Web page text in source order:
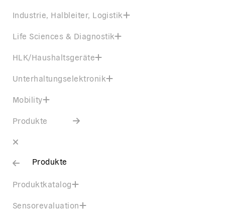
Industrie, Halbleiter, Logistik
Life Sciences & Diagnostik
HLK/Haushaltsgeräte
Unterhaltungselektronik
Mobility
Produkte
Produkte
Produktkatalog
Sensorevaluation